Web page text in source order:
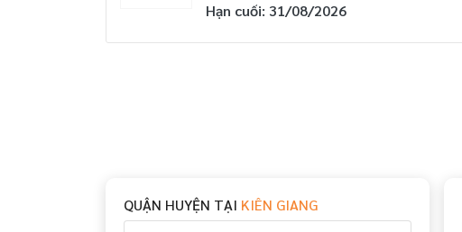
Hạn cuối: 31/08/2026
QUẬN HUYỆN TẠI KIÊN GIANG